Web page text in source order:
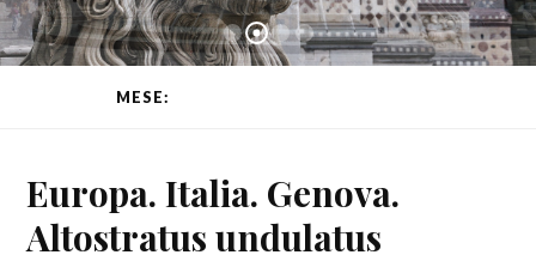
MESE:
Europa. Italia. Genova.
Altostratus undulatus